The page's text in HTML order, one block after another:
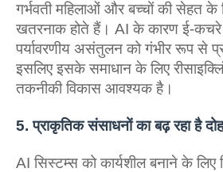
गर्भवती महिलाओं और बच्‍चों की सेहत के
खतरनाक होते हैं। AI के कारण ई-कचरे
पर्यावरणीय असंतुलन को गंभीर रूप से
इसलिए इसके समाधान के लिए
तकनीकी विकास आवश्यक है।
5. प्राकृतिक संसाधनों का बढ़ रहा है
AI सिस्टम्स को कार्यशील बनाने के लिए